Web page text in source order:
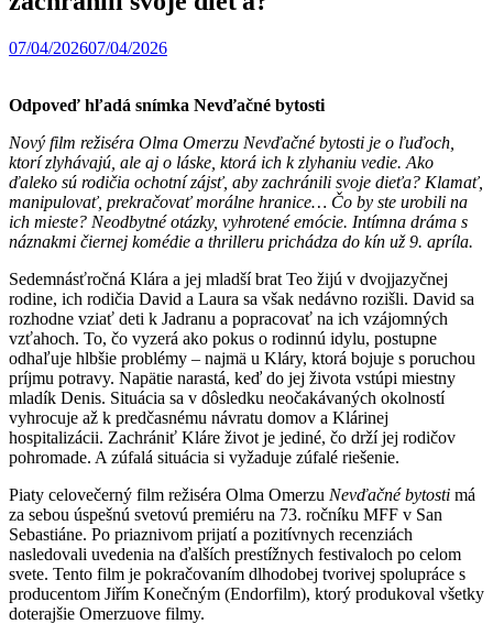
07/04/202607/04/2026
Odpoveď hľadá snímka Nevďačné bytosti
Nový film režiséra Olma Omerzu Nevďačné bytosti je o ľuďoch,
ktorí zlyhávajú, ale aj o láske, ktorá ich k zlyhaniu vedie. Ako
ďaleko sú rodičia ochotní zájsť, aby zachránili svoje dieťa? Klamať,
manipulovať, prekračovať morálne hranice… Čo by ste urobili na
ich mieste? Neodbytné otázky, vyhrotené emócie. Intímna dráma s
náznakmi čiernej komédie a thrilleru prichádza do kín už 9. apríla.
Sedemnásťročná Klára a jej mladší brat Teo žijú v dvojjazyčnej
rodine, ich rodičia David a Laura sa však nedávno rozišli. David sa
rozhodne vziať deti k Jadranu a popracovať na ich vzájomných
vzťahoch. To, čo vyzerá ako pokus o rodinnú idylu, postupne
odhaľuje hlbšie problémy – najmä u Kláry, ktorá bojuje s poruchou
príjmu potravy. Napätie narastá, keď do jej života vstúpi miestny
mladík Denis. Situácia sa v dôsledku neočakávaných okolností
vyhrocuje až k predčasnému návratu domov a Klárinej
hospitalizácii. Zachrániť Kláre život je jediné, čo drží jej rodičov
pohromade. A zúfalá situácia si vyžaduje zúfalé riešenie.
Piaty celovečerný film režiséra Olma Omerzu Nevďačné bytosti má
za sebou úspešnú svetovú premiéru na 73. ročníku MFF v San
Sebastiáne. Po priaznivom prijatí a pozitívnych recenziách
nasledovali uvedenia na ďalších prestížnych festivaloch po celom
svete. Tento film je pokračovaním dlhodobej tvorivej spolupráce s
producentom Jiřím Konečným (Endorfilm), ktorý produkoval všetky
doterajšie Omerzuove filmy.